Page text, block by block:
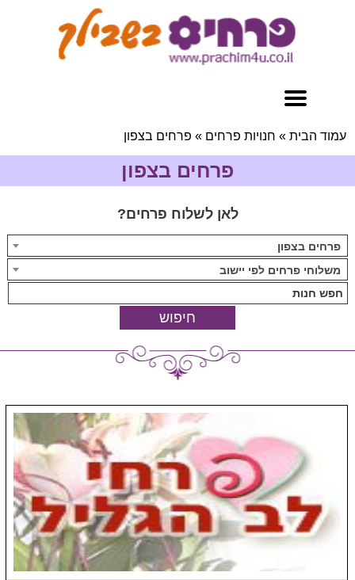
עמוד הבית » חנויות פרחים » פרחים בצפון
פרחים בצפון
לאן לשלוח פרחים?
פרחים בצפון
משלוחי פרחים לפי יישוב